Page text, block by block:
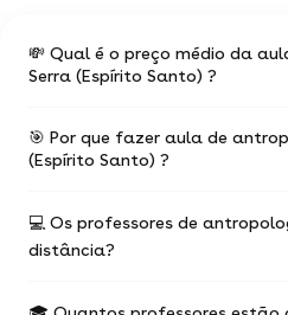
💸 Qual é o preço médio da
Serra (Espírito Santo) ?
O preço médio de uma
Serra (Espírito Santo) é de
da experiência do
situação geográfica
🎯 Por que fazer aula de
(Espírito Santo) ?
Uma aula de antropologia
experiente é a ocasião de
💻 Os professores de
distância?